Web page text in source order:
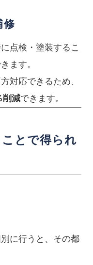
修
点検・塗装するこ
ます。
対応できるため、
削減できます。
とで得られ
に行うと、その都